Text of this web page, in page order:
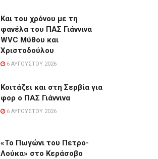
Και του χρόνου με τη
φανέλα του ΠΑΣ Γιάννινα
WVC Μύθου και
Χριστοδούλου
6 ΑΥΓΟΎΣΤΟΥ 2026
Κοιτάζει και στη Σερβία για
φορ ο ΠΑΣ Γιάννινα
6 ΑΥΓΟΎΣΤΟΥ 2026
«Το Πωγώνι του Πετρο-
Λούκα» στο Κεράσοβο